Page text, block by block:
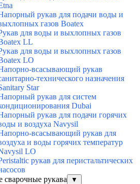
рукав для подачи воды и
газов Boatex
для воды и выхлопных газов
LL
для воды и выхлопных газов
LO
всасывающий рукав
технического назначения
Star
рукав для систем
Dubai
рукав для подачи горячих
и воздуха Navysil
всасывающий рукав для
и воды горячих температур
LO
рукав для перистальтических
сварочные рукава
▼